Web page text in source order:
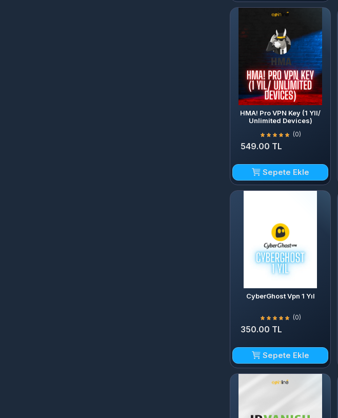
HMA! Pro VPN Key (1 YIl/
Unlimited Devices)
(0)
549.00 TL
Sepete Ekle
CyberGhost Vpn 1 Yıl
(0)
350.00 TL
Sepete Ekle